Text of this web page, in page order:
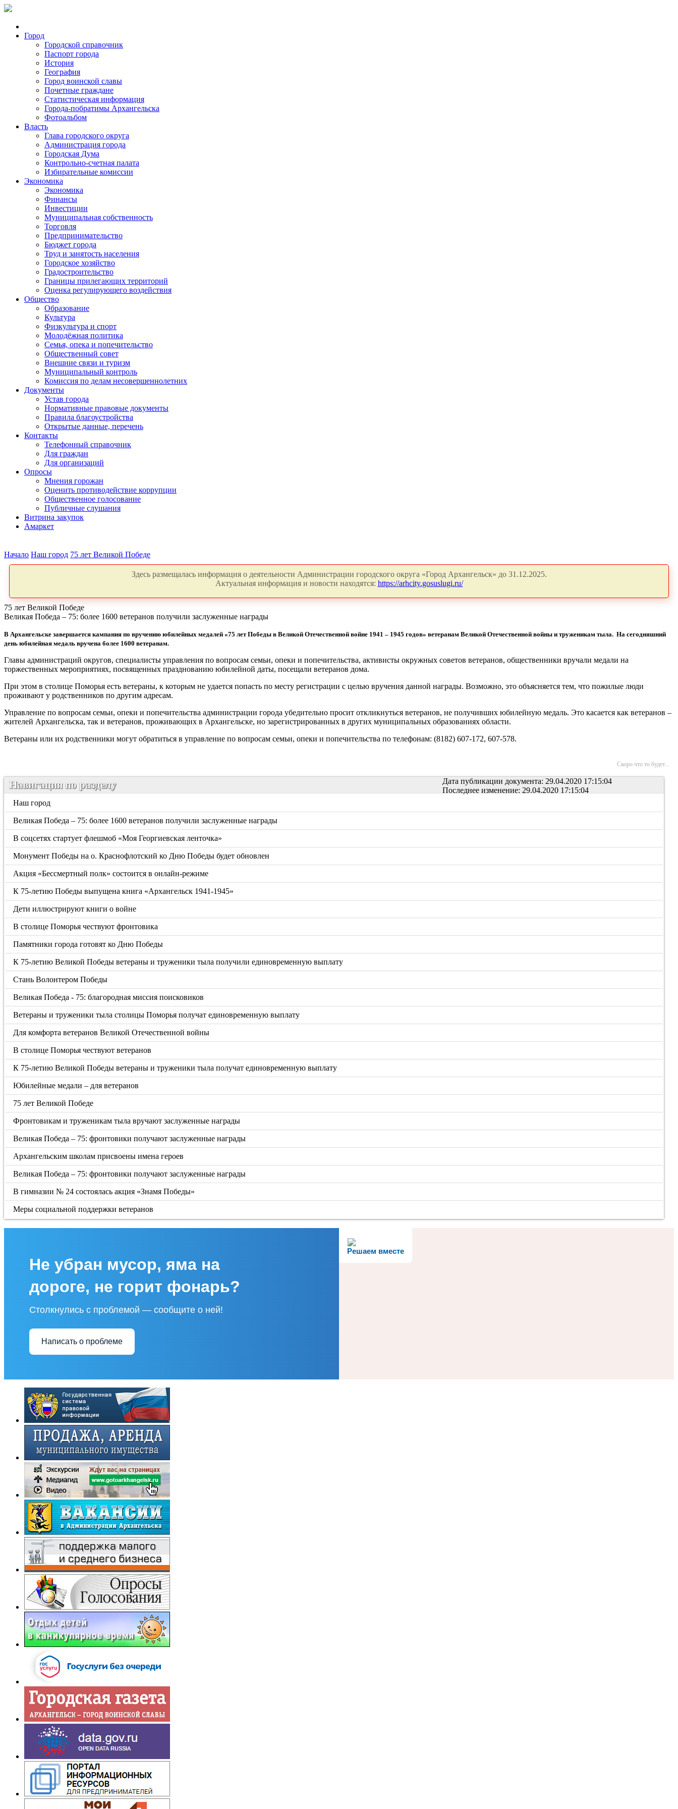
Город
Городской справочник
Паспорт города
История
География
Город воинской славы
Почетные граждане
Статистическая информация
Города-побратимы Архангельска
Фотоальбом
Власть
Глава городского округа
Администрация города
Городская Дума
Контрольно-счетная палата
Избирательные комиссии
Экономика
Экономика
Финансы
Инвестиции
Муниципальная собственность
Торговля
Предпринимательство
Бюджет города
Труд и занятость населения
Городское хозяйство
Градостроительство
Границы прилегающих территорий
Оценка регулирующего воздействия
Общество
Образование
Культура
Физкультура и спорт
Молодёжная политика
Семья, опека и попечительство
Общественный совет
Внешние связи и туризм
Муниципальный контроль
Комиссия по делам несовершеннолетних
Документы
Устав города
Нормативные правовые документы
Правила благоустройства
Открытые данные, перечень
Контакты
Телефонный справочник
Для граждан
Для организаций
Опросы
Мнения горожан
Оценить противодействие коррупции
Общественное голосование
Публичные слушания
Витрина закупок
Амаркет
Начало Наш город 75 лет Великой Победе
Здесь размещалась информация о деятельности Администрации городского округа «Город Архангельск» до 31.12.2025.
Актуальная информация и новости находятся: https://arhcity.gosuslugi.ru/
75 лет Великой Победе
Великая Победа – 75: более 1600 ветеранов получили заслуженные награды
В Архангельске завершается кампания по вручению юбилейных медалей «75 лет Победы в Великой Отечественной войне 1941 – 1945 годов» ветеранам Великой Отечественной войны и труженикам тыла. На сегодняшний
день юбилейная медаль вручена более 1600 ветеранам.
Главы администраций округов, специалисты управления по вопросам семьи, опеки и попечительства, активисты окружных советов ветеранов, общественники вручали медали на
торжественных мероприятиях, посвященных празднованию юбилейной даты, посещали ветеранов дома.
При этом в столице Поморья есть ветераны, к которым не удается попасть по месту регистрации с целью вручения данной награды. Возможно, это объясняется тем, что пожилые люди
проживают у родственников по другим адресам.
Управление по вопросам семьи, опеки и попечительства администрации города убедительно просит откликнуться ветеранов, не получивших юбилейную медаль. Это касается как ветеранов –
жителей Архангельска, так и ветеранов, проживающих в Архангельске, но зарегистрированных в других муниципальных образованиях области.
Ветераны или их родственники могут обратиться в управление по вопросам семьи, опеки и попечительства по телефонам: (8182) 607-172, 607-578.
Скоро что то будет...
Дата публикации документа: 29.04.2020 17:15:04
Последнее изменение: 29.04.2020 17:15:04
Навигация по разделу
Наш город
Великая Победа – 75: более 1600 ветеранов получили заслуженные награды
В соцсетях стартует флешмоб «Моя Георгиевская ленточка»
Монумент Победы на о. Краснофлотский ко Дню Победы будет обновлен
Акция «Бессмертный полк» состоится в онлайн-режиме
К 75-летию Победы выпущена книга «Архангельск 1941-1945»
Дети иллюстрируют книги о войне
В столице Поморья чествуют фронтовика
Памятники города готовят ко Дню Победы
К 75-летию Великой Победы ветераны и труженики тыла получили единовременную выплату
Стань Волонтером Победы
Великая Победа - 75: благородная миссия поисковиков
Ветераны и труженики тыла столицы Поморья получат единовременную выплату
Для комфорта ветеранов Великой Отечественной войны
В столице Поморья чествуют ветеранов
К 75-летию Великой Победы ветераны и труженики тыла получат единовременную выплату
Юбилейные медали – для ветеранов
75 лет Великой Победе
Фронтовикам и труженикам тыла вручают заслуженные награды
Великая Победа – 75: фронтовики получают заслуженные награды
Архангельским школам присвоены имена героев
Великая Победа – 75: фронтовики получают заслуженные награды
В гимназии № 24 состоялась акция «Знамя Победы»
Меры социальной поддержки ветеранов
Решаем вместе
Не убран мусор, яма на
дороге, не горит фонарь?
Столкнулись с проблемой — сообщите о ней!
Написать о проблеме